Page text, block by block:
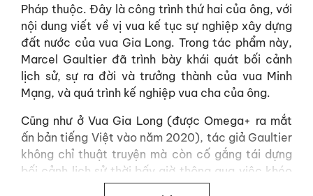
Pháp thuộc. Đây là công trình thứ hai của ông, với
nội dung viết về vị vua kế tục sự nghiệp xây dựng
đất nước của vua Gia Long. Trong tác phẩm này,
Marcel Gaultier đã trình bày khái quát bối cảnh
lịch sử, sự ra đời và trưởng thành của vua Minh
Mạng, và quá trình kế nghiệp vua cha của ông.
Cũng như ở Vua Gia Long (được Omega+ ra mắt
ấn bản tiếng Việt vào năm 2020), tác giả Gaultier
không chỉ thuật truyện mà còn cố gắng tái dựng
bối cảnh lịch sử thời bấy giờ thông qua việc khéo
léo lồng ghép vào tác phẩm các chi tiết mang tính